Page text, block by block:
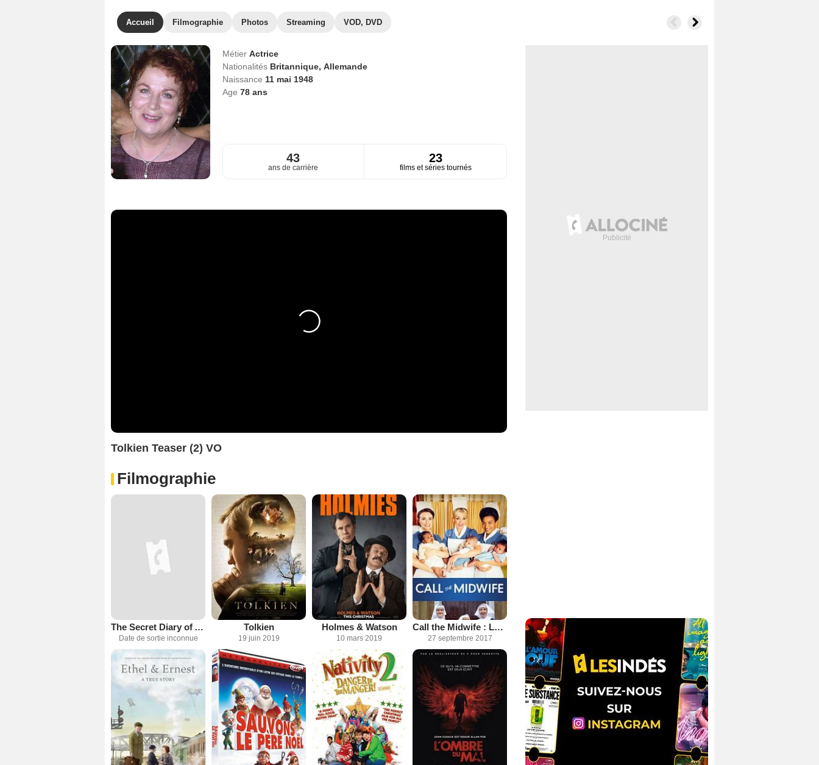
Accueil Filmographie Photos Streaming VOD, DVD
Métier Actrice
Nationalités Britannique, Allemande
Naissance 11 mai 1948
Age 78ans
43
ans de carrière
23
films et séries tournés
Tolkien Teaser (2) VO
Filmographie
The Secret Diary of Adrian Mole, Aged 13 3/4
Date de sortie inconnue
Tolkien
19 juin 2019
Holmes & Watson
10 mars 2019
Call the Midwife : Les héroïnes de l'ombre
27 septembre 2017